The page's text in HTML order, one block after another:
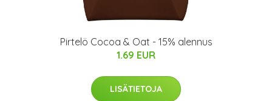
Pirtelö Cocoa & Oat - 15% alennus
1.69 EUR
LISÄTIETOJA